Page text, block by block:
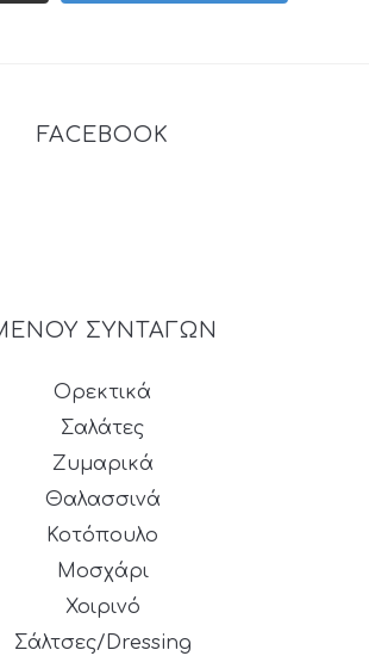
FACEBOOK
ΣΥΝΤΑΓΩΝ
Ορεκτικά
Σαλάτες
Ζυμαρικά
Θαλασσινά
Κοτόπουλο
Μοσχάρι
Χοιρινό
Σάλτσες/Dressing